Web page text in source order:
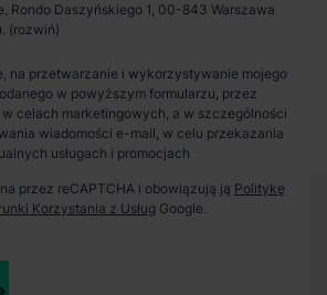
spotkanie, omówimy szczegóły i
Zamknij
Rondo Daszyńskiego 1, 00-843 Warszawa
na przetwarzanie i wykorzystywanie mojego
w powyższym formularzu, przez
w celach marketingowych, a w szczególności
wiadomości e-mail, w celu przekazania
usługach i promocjach
przez reCAPTCHA i obowiązują ją Politykę
Korzystania z Usług Google.